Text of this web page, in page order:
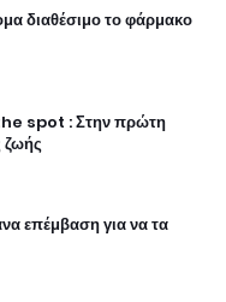
διαθέσιμο το φάρμακο
spot : Στην πρώτη
ζωής
επέμβαση για να τα